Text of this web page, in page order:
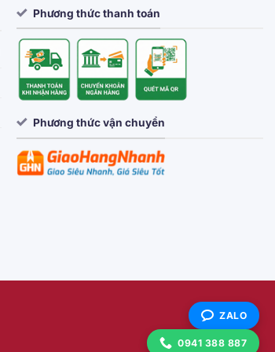
Phương thức thanh toán
Phương thức vận chuyển
ZALO
0941 388 887